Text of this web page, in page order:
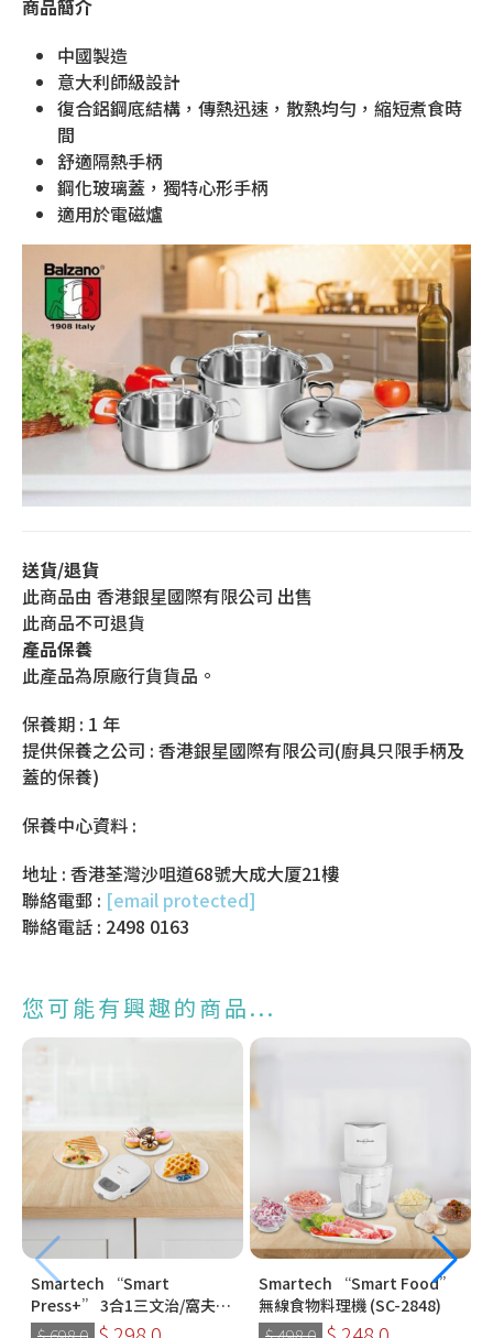
商品簡介
中國製造
意大利師級設計
復合鋁鋼底結構，傳熱迅速，散熱均勻，縮短煮食時
間
舒適隔熱手柄
鋼化玻璃蓋，獨特心形手柄
適用於電磁爐
送貨/退貨
此商品由 香港銀星國際有限公司 出售
此商品不可退貨
產品保養
此產品為原廠行貨貨品。
保養期 : 1 年
提供保養之公司 : 香港銀星國際有限公司(廚具只限手柄及
蓋的保養)
保養中心資料 :
地址 : 香港荃灣沙咀道68號大成大厦21樓
聯絡電郵 : [email protected]
聯絡電話 : 2498 0163
您可能有興趣的商品...
Smartech “Smart
Press+” 3合1三文治/窩夫/
冬甩機 SM-2228
Smartech “Smart Food”
無線食物料理機 (SC-2848)